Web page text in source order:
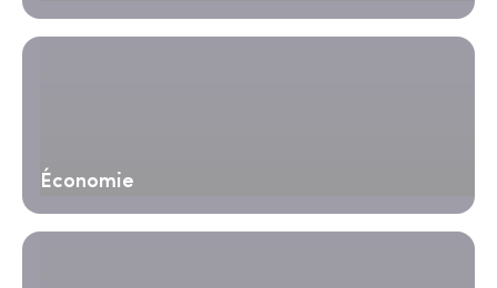
Économie